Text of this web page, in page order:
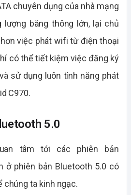
chuyên dụng của nhà mạng
lượng băng thông lớn, lại chủ
việc phát wifi từ điện thoại
có thể tiết kiệm việc đăng ký
sử dụng luôn tính năng phát
C970.
5.0
tâm tới các phiên bản
ở phiên bản Bluetooth 5.0 có
chúng ta kinh ngạc.